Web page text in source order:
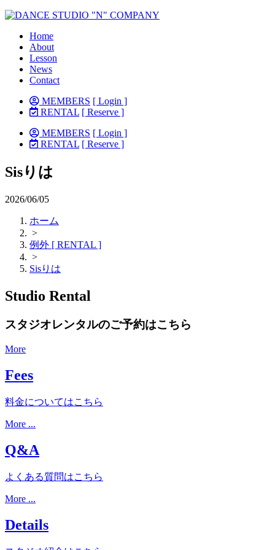
Home
About
Lesson
News
Contact
MEMBERS [ Login ]
RENTAL [ Reserve ]
MEMBERS [ Login ]
RENTAL [ Reserve ]
Sisりは
2026/06/05
ホーム
>
例外 [ RENTAL ]
>
Sisりは
Studio Rental
スタジオレンタルのご予約はこちら
More
Fees
料金についてはこちら
More ...
Q&A
よくある質問はこちら
More ...
Details